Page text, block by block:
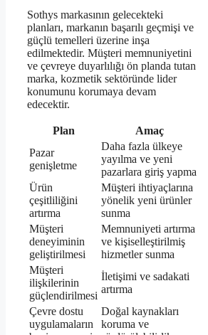
Sothys markasının gelecekteki
planları, markanın başarılı geçmişi ve
güçlü temelleri üzerine inşa
edilmektedir. Müşteri memnuniyetini
ve çevreye duyarlılığı ön planda tutan
marka, kozmetik sektöründe lider
konumunu korumaya devam
edecektir.
Plan
Amaç
Pazar
genişletme
Daha fazla ülkeye
yayılma ve yeni
pazarlara giriş yapma
Ürün
çeşitliliğini
artırma
Müşteri ihtiyaçlarına
yönelik yeni ürünler
sunma
Müşteri
deneyiminin
geliştirilmesi
Memnuniyeti artırma
ve kişiselleştirilmiş
hizmetler sunma
Müşteri
ilişkilerinin
güçlendirilmesi
İletişimi ve sadakati
artırma
Çevre dostu
uygulamaların
Doğal kaynakları
koruma ve